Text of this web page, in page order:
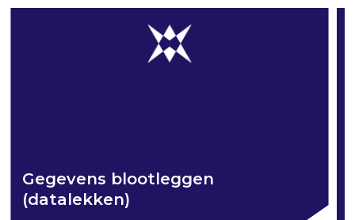
Gegevens blootleggen
(datalekken)